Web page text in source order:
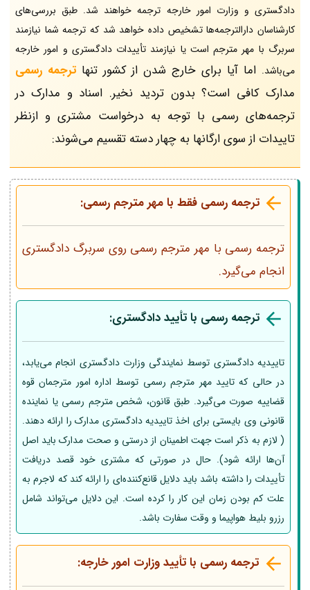
دادگستری و وزارت امور خارجه ترجمه خواهند شد. طبق بررسی‌های
کارشناسان دارالترجمه‌ها تشخیص داده خواهد شد که ترجمه شما نیازمند
سربرگ با مهر مترجم است یا نیازمند تأییدات دادگستری و امور خارجه
می‌باشد. اما آیا برای خارج شدن از کشور تنها ترجمه رسمی
مدارک کافی است؟ بدون تردید نخیر. اسناد و مدارک در
ترجمه‌های رسمی با توجه به درخواست مشتری و ازنظر
تاییدات از سوی ارگانها به چهار دسته تقسیم می‌شوند:
ترجمه رسمی فقط با مهر مترجم رسمی:
ترجمه رسمی با مهر مترجم رسمی روی سربرگ دادگستری
انجام می‌گیرد.
ترجمه رسمی با تأیید دادگستری:
تاییدیه دادگستری توسط نمایندگی وزارت دادگستری انجام می‌یابد،
در حالی که تایید مهر مترجم رسمی توسط اداره امور مترجمان قوه
قضاییه صورت می‌گیرد. طبق قانون، شخص مترجم رسمی یا نماینده
قانونی وی بایستی برای اخذ تاییدیه دادگستری مدارک را ارائه دهند.
( لازم به ذکر است جهت اطمینان از درستی و صحت مدارک باید اصل
آن‌ها ارائه شود). حال در صورتی که مشتری خود قصد دریافت
تأییدات را داشته باشد باید دلایل قانع‌کننده‌ای را ارائه کند که لاجرم به
علت کم بودن زمان این کار را کرده است. این دلایل می‌تواند شامل
رزرو بلیط هواپیما و وقت سفارت باشد.
ترجمه رسمی با تأیید وزارت امور خارجه: